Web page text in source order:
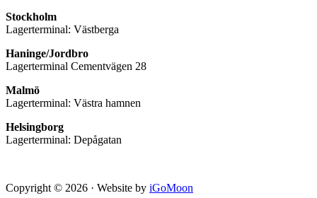
Stockholm
Lagerterminal: Västberga
Haninge/Jordbro
Lagerterminal Cementvägen 28
Malmö
Lagerterminal: Västra hamnen
Helsingborg
Lagerterminal: Depågatan
Copyright © 2026 · Website by iGoMoon